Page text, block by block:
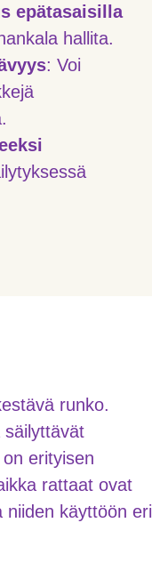
epätasaisilla
hallita.
: Voi
runko.
säilyttävät
erityisen
rattaat ovat
niiden käyttöön eri